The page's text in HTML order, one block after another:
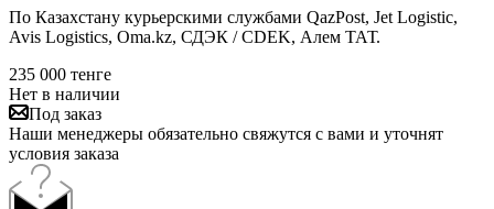
По Казахстану курьерскими службами QazPost, Jet Logistic,
Avis Logistics, Oma.kz, СДЭК / CDEK, Алем ТАТ.
235 000 тенге
Нет в наличии
Под заказ
Наши менеджеры обязательно свяжутся с вами и уточнят
условия заказа